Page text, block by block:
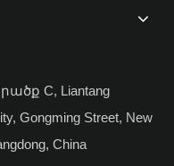
C, Liantang
Gongming Street, New
China